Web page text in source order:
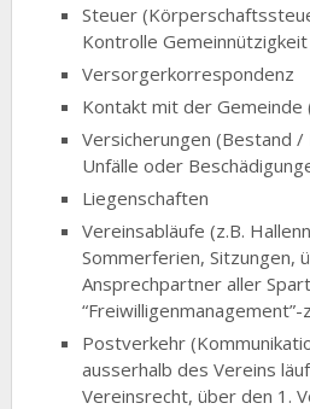
Steuer
Kontrolle Gemeinnützigkeit
Versorgerkorrespondenz
Kontakt mit der Gemeinde
Versicherungen (Bestand
Unfälle oder
Liegenschaften
Vereinsabläufe (z.B.
Sommerferien, Sitzungen,
Ansprechpartner aller
“Freiwilligenmanagement”-
Postverkehr
ausserhalb des Vereins
Vereinsrecht, über den 1.